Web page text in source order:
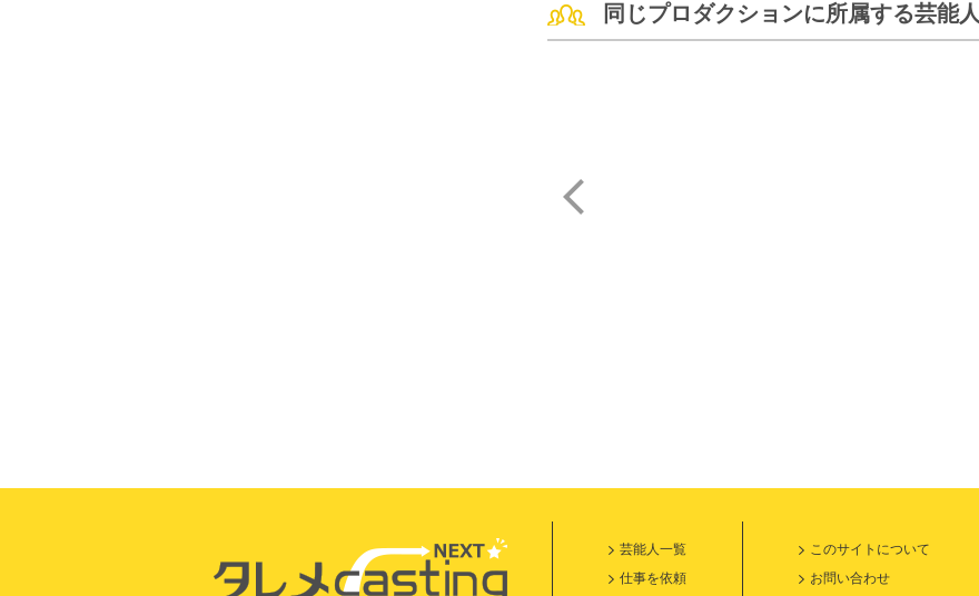
同じプロダクションに所属する芸能人
芸能人一覧
仕事を依頼
このサイトについて
お問い合わせ